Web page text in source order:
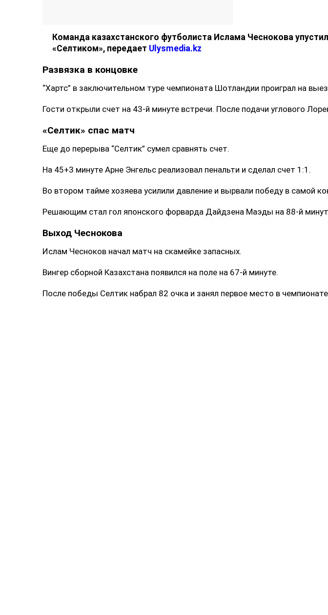
Команда казахстанского футболиста Ислама Чеснокова
«Селтиком», передает Ulysmedia.kz
Развязка в концовке
“Хартс” в заключительном туре чемпионата Шотландии проиграл на
Гости открыли счет на 43-й минуте встречи. После подачи углового
«Селтик» спас матч
Еще до перерыва “Селтик” сумел сравнять счет.
На 45+3 минуте Арне Энгельс реализовал пенальти и сделал счет 1:1.
Во втором тайме хозяева усилили давление и вырвали победу в самой
Решающим стал гол японского форварда Дайдзена Маэды на 88-й
Выход Чеснокова
Ислам Чесноков начал матч на скамейке запасных.
Вингер сборной Казахстана появился на поле на 67-й минуте.
После победы Селтик набрал 82 очка и занял первое место в